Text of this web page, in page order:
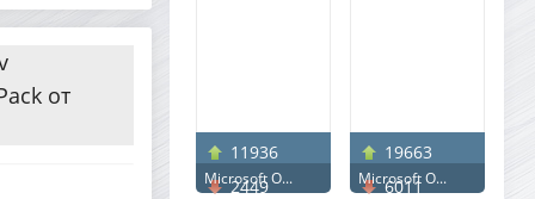
от
11936
2449
Microsoft O...
19663
6011
Microsoft O...